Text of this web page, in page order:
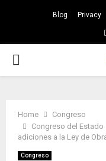
Blog Privacy
PRIMARY
Home
Congreso
Congreso del
adiciones a la Ley de
Congreso